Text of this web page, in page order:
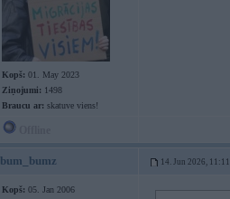
Kopš: 01. May 2023
Ziņojumi: 1498
Braucu ar: skatuve viens!
bum_bumz 14. Jun 2026, 11:11
Kopš: 05. Jan 2006